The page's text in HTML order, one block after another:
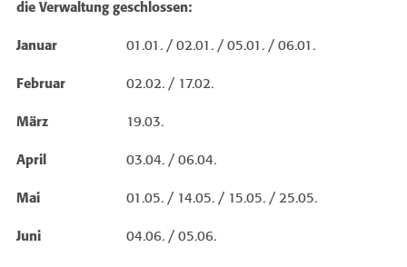
die Verwaltung geschlossen:
Januar 01.01. / 02.01. / 05.01. / 06.01.
Februar 02.02. / 17.02.
März 19.03.
April 03.04. / 06.04.
Mai 01.05. / 14.05. / 15.05. / 25.05.
Juni 04.06. / 05.06.